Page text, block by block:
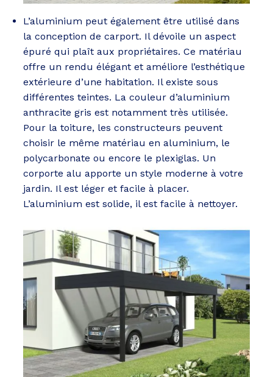
L’aluminium peut également être utilisé dans
la conception de carport. Il dévoile un aspect
épuré qui plaît aux propriétaires. Ce matériau
offre un rendu élégant et améliore l’esthétique
extérieure d’une habitation. Il existe sous
différentes teintes. La couleur d’aluminium
anthracite gris est notamment très utilisée.
Pour la toiture, les constructeurs peuvent
choisir le même matériau en aluminium, le
polycarbonate ou encore le plexiglas. Un
corporte alu apporte un style moderne à votre
jardin. Il est léger et facile à placer.
L’aluminium est solide, il est facile à nettoyer.